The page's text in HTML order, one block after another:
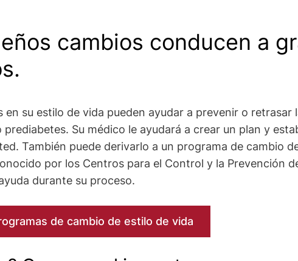
cambios conducen a
en su estilo de vida pueden ayudar a prevenir o retrasar
Su médico le ayudará a crear un plan y
También puede derivarlo a un programa de cambio
por los Centros para el Control y la Prevención
durante su proceso.
de cambio de estilo de vida